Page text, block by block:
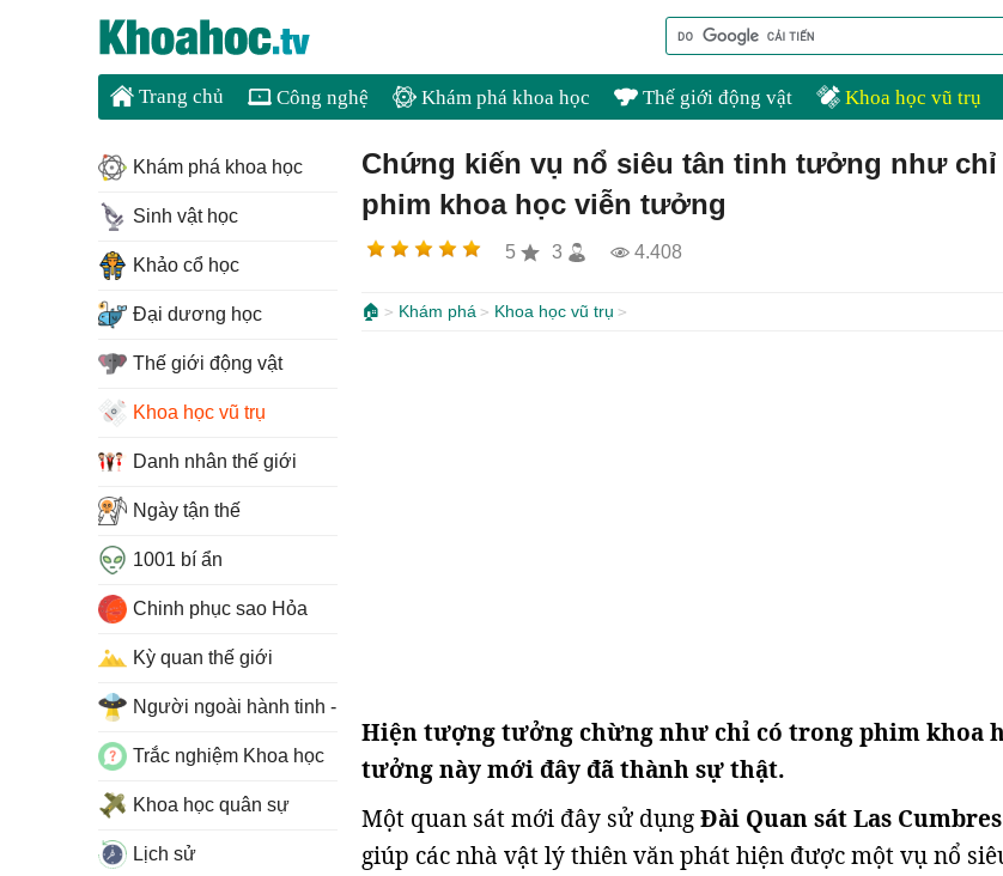
Trang chủ Công nghệ Khám phá khoa học Thế giới động vật Khoa học vũ trụ
Chứng kiến vụ nổ siêu tân tinh tưởng như chỉ
phim khoa học viễn tưởng
5 3 4.408
🏠 Khám phá Khoa học vũ trụ
Hiện tượng tưởng chừng như chỉ có trong phim khoa
tưởng này mới đây đã thành sự thật.
Một quan sát mới đây sử dụngĐài Quan sát Las
giúp các nhà vật lý thiên văn phát hiện được một vụ nổ
Khám phá khoa học
Sinh vật học
Khảo cổ học
Đại dương học
Thế giới động vật
Khoa học vũ trụ
Danh nhân thế giới
Ngày tận thế
1001 bí ẩn
Chinh phục sao Hỏa
Kỳ quan thế giới
Người ngoài hành tinh - UFO
Trắc nghiệm Khoa học
Khoa học quân sự
Lịch sử